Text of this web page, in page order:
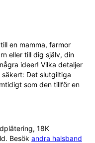
en mamma, farmor
eller till dig själv, din
ideer! Vilka detaljer
Det slutgiltiga
som den tillför en
, 18K
. Besök andra halsband